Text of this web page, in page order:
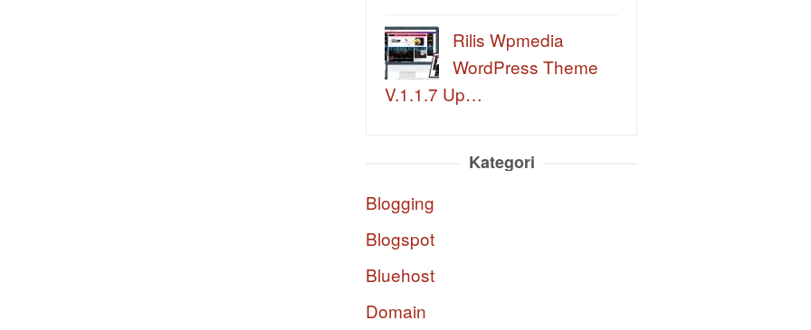
Rilis Wpmedia
WordPress Theme
V.1.1.7 Up…
Kategori
Blogging
Blogspot
Bluehost
Domain